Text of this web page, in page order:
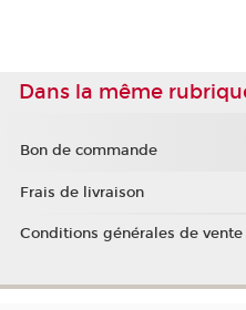
Dans la même
Bon de commande
Frais de livraison
Conditions générales de vente